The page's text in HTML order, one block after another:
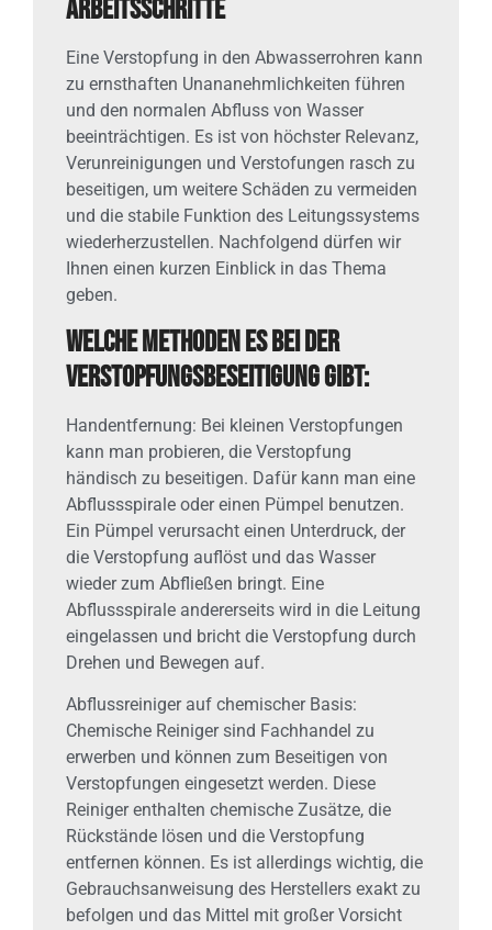
Arbeitsschritte
Eine Verstopfung in den Abwasserrohren kann
zu ernsthaften Unananehmlichkeiten führen
und den normalen Abfluss von Wasser
beeinträchtigen. Es ist von höchster Relevanz,
Verunreinigungen und Verstofungen rasch zu
beseitigen, um weitere Schäden zu vermeiden
und die stabile Funktion des Leitungssystems
wiederherzustellen. Nachfolgend dürfen wir
Ihnen einen kurzen Einblick in das Thema
geben.
Welche Methoden es bei der
Verstopfungsbeseitigung gibt:
Handentfernung: Bei kleinen Verstopfungen
kann man probieren, die Verstopfung
händisch zu beseitigen. Dafür kann man eine
Abflussspirale oder einen Pümpel benutzen.
Ein Pümpel verursacht einen Unterdruck, der
die Verstopfung auflöst und das Wasser
wieder zum Abfließen bringt. Eine
Abflussspirale andererseits wird in die Leitung
eingelassen und bricht die Verstopfung durch
Drehen und Bewegen auf.
Abflussreiniger auf chemischer Basis:
Chemische Reiniger sind Fachhandel zu
erwerben und können zum Beseitigen von
Verstopfungen eingesetzt werden. Diese
Reiniger enthalten chemische Zusätze, die
Rückstände lösen und die Verstopfung
entfernen können. Es ist allerdings wichtig, die
Gebrauchsanweisung des Herstellers exakt zu
befolgen und das Mittel mit großer Vorsicht